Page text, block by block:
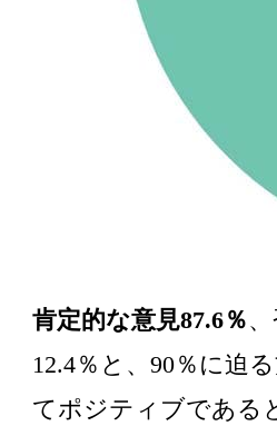
肯定的な意見87.6％
12.4％と、90％に迫
てポジティブである